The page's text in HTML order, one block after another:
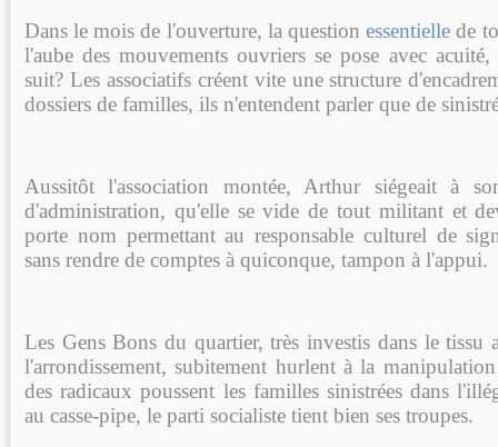
Dans le mois de l'ouverture, la questionessentielle de
l'aube des mouvements ouvriers se pose avec
suit? Les associatifs créent vite une structure
dossiers de familles, ils n'entendent parler que de
Aussitôt l'association montée, Arthur siégeait à
d'administration, qu'elle se vide de tout militant et
porte nom permettant au responsable culturel de
sans rendre de comptes à quiconque, tampon à l'appui.
Les Gens Bons du quartier, très investis dans le tissu
l'arrondissement, subitement hurlent à la
des radicaux poussent les familles sinistrées dans
au casse-pipe, le parti socialiste tient bien ses troupes.